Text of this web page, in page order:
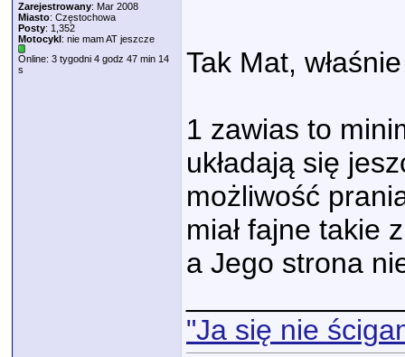
Zarejestrowany: Mar 2008
Miasto: Częstochowa
Posty: 1,352
Motocykl: nie mam AT jeszcze
Online: 3 tygodni 4 godz 47 min 14
s
Tak Mat,
1 zawias to
układają się
możliwość
miał fajne takie
a Jego strona
"Ja się nie